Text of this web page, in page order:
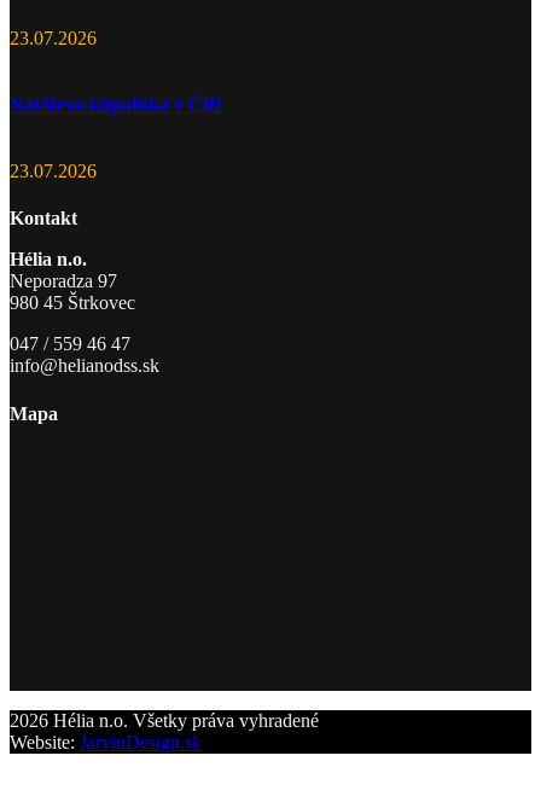
23.07.2026
Návšteva kúpaliska v Číži
23.07.2026
Kontakt
Hélia n.o.
Neporadza 97
980 45 Štrkovec
047 / 559 46 47
info@helianodss.sk
Mapa
2026 Hélia n.o. Všetky práva vyhradené
Website: JarvinDesign.sk